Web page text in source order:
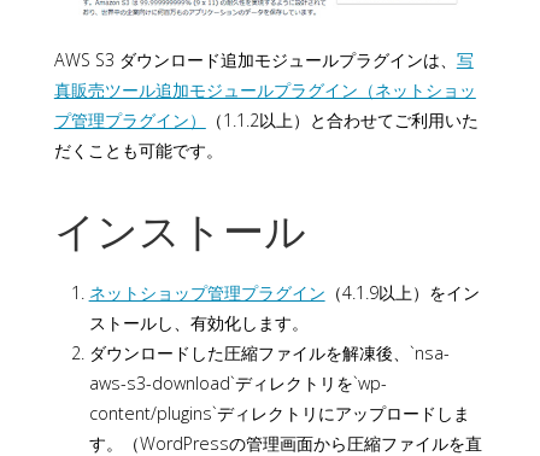
AWS S3 ダウンロード追加モジュールプラグインは、 写
真販売ツール追加モジュールプラグイン（ネットショッ
プ管理プラグイン）
（1.1.2以上）と合わせてご利用いた
だくことも可能です。
インストール
ネットショップ管理プラグイン （4.1.9以上）をイン
ストールし、有効化します。
ダウンロードした圧縮ファイルを解凍後、`nsa-
aws-s3-download`ディレクトリを`wp-
content/plugins`ディレクトリにアップロードしま
す。（WordPressの管理画面から圧縮ファイルを直